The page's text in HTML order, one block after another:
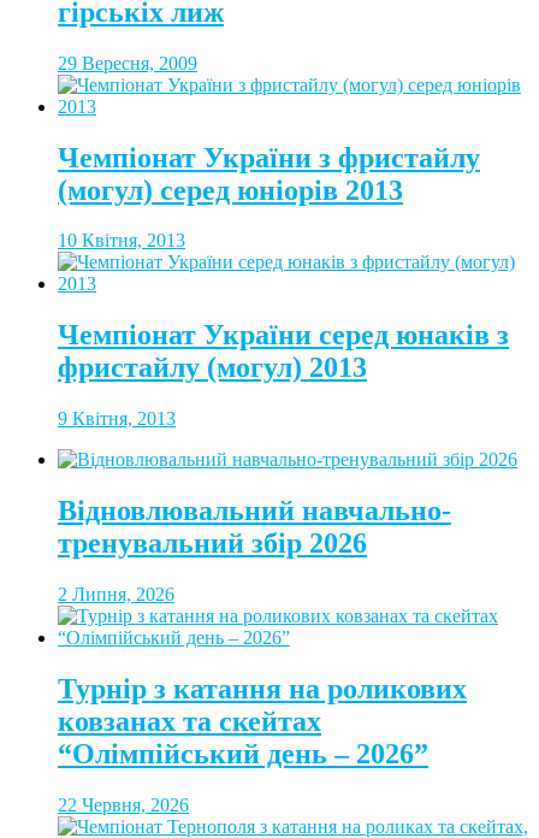
гірськіх лиж
29 Вересня, 2009
Чемпіонат України з фристайлу
(могул) серед юніорів 2013
10 Квітня, 2013
Чемпіонат України серед юнаків з
фристайлу (могул) 2013
9 Квітня, 2013
Відновлювальний навчально-
тренувальний збір 2026
2 Липня, 2026
Турнір з катання на роликових
ковзанах та скейтах
“Олімпійський день – 2026”
22 Червня, 2026